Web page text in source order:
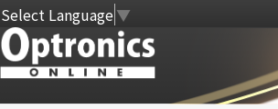
Select Language▼